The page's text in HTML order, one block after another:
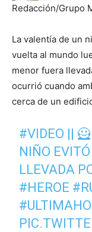
Redacción/Grupo
La valentía de un
vuelta al mundo
menor fuera
ocurrió cuando
cerca de un
#VIDEO ||
NIÑO
LLEVADA
#HEROE